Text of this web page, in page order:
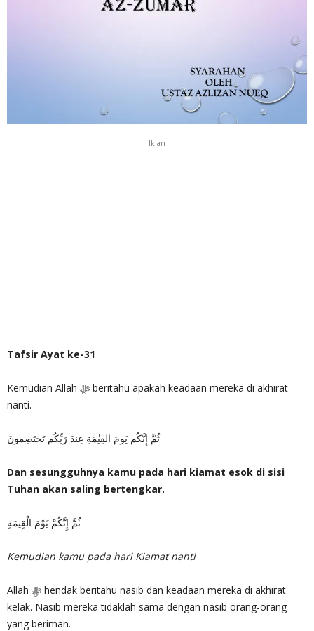
Iklan
Tafsir Ayat ke-31
Kemudian Allah ‎ﷻ beritahu apakah keadaan mereka di akhirat
nanti.
ثُمَّ إِنَّكُم يَومَ القِيٰمَةِ عِندَ رَبِّكُم تَختَصِمونَ
Dan sesungguhnya kamu pada hari kiamat esok di sisi
Tuhan akan saling bertengkar.
ثُمَّ إِنَّكُمْ يَوْمَ الْقِيٰمَةِ
Kemudian kamu pada hari Kiamat nanti
Allah ‎ﷻ hendak beritahu nasib dan keadaan mereka di akhirat
kelak. Nasib mereka tidaklah sama dengan nasib orang-orang
yang beriman.